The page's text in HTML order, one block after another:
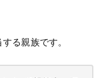
る親族です。